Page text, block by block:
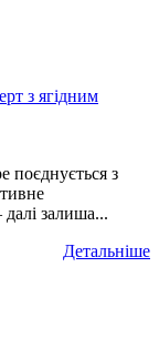
з ягідним
поєднується з
залиша...
Детальніше